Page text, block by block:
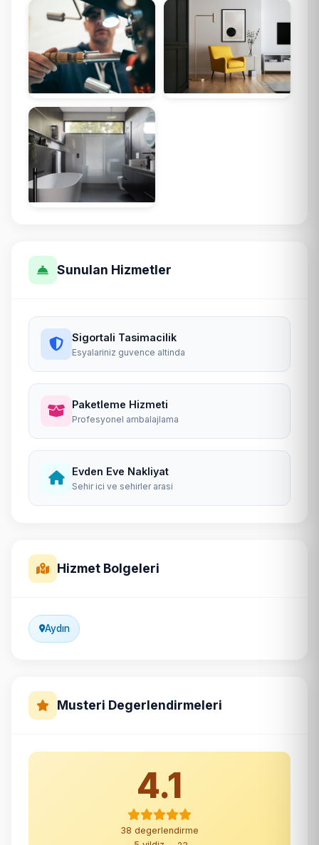
Sunulan Hizmetler
Sigortali Tasimacilik
Esyalariniz guvence altinda
Paketleme Hizmeti
Profesyonel ambalajlama
Evden Eve Nakliyat
Sehir ici ve sehirler arasi
Hizmet Bolgeleri
Aydın
Musteri Degerlendirmeleri
4.1
38 degerlendirme